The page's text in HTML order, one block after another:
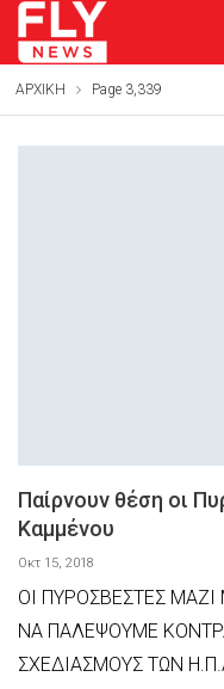
ΑΡΧΙΚΗ Page 3,339
Παίρνουν θέση οι
Καμμένου
Οκτ 15, 2018
ΟΙ ΠΥΡΟΣΒΕΣΤΕΣ
ΝΑ ΠΑΛΕΨΟΥΜΕ
ΣΧΕΔΙΑΣΜΟΥΣ ΤΩΝ